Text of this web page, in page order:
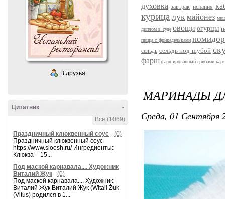
В друзья
-
Цитатник
Все (1069)
Праздничный клюквенный соус - (0)
Праздничный клюквенный соус
https://www.sloosh.ru/ Ингредиенты:
Клюква – 15...
Под маской карнавала.... Художник
Виталий Жук - (0)
Под маской карнавала.... Художник
Виталий Жук Виталий Жук (Witali Żuk
(Vitus) родился в 1...
духовка завтрак испания
курица лук майонез
диплом в суде овощи огурцы
пицца с фрикадельками
сельдь сельдь под шубой
фарш фаршированный грибами
МАРИНАДЫ
Среда, 01 Сентября